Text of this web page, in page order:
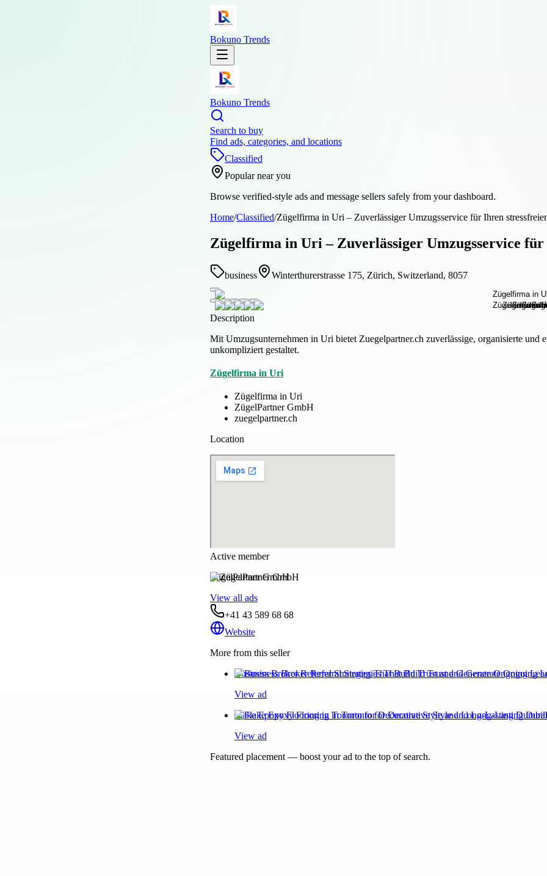
Bokuno Trends
Bokuno Trends
Search to buy
Find ads, categories, and locations
Classified
Popular near you
Browse verified-style ads and message sellers safely from your dashboard.
Home/Classified/Zügelfirma in Uri – Zuverlässiger Umzugsservice für Ihren
Zügelfirma in Uri – Zuverlässiger Umzugsservice
business Winterthurerstrasse 175, Zürich, Switzerland, 8057
Description
Mit Umzugsunternehmen in Uri bietet Zuegelpartner.ch zuverlässige, organisierte
unkompliziert gestaltet.
Zügelfirma in Uri
Zügelfirma in Uri
ZügelPartner GmbH
zuegelpartner.ch
Location
Active member
ZügelPartner GmbH
View all ads
+41 43 589 68 68
Website
More from this seller
Business Broker Referral Strategies That Build Trust and Generate Ongoing
View ad
Flake Epoxy Flooring in Toronto for Decorative Style and Long-Lasting
View ad
Featured placement — boost your ad to the top of search.